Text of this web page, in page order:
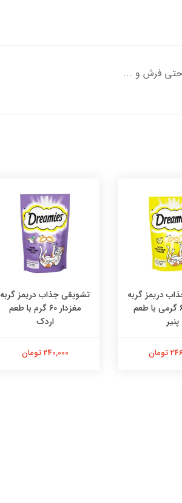
حتی فرش و ...
دریمز گربه
مغزدار ۶۰ گرمی با طعم
پنیر
تشویقی جذاب دریمز گربه
مغزدار ۶۰ گرم با طعم
اردک
240,000 تومان